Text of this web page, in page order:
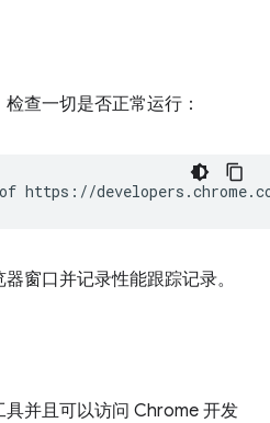
查一切是否正常运行：
窗口并记录性能跟踪记录。
并且可以访问 Chrome 开发